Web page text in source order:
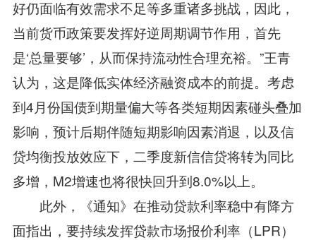
好仍面临有效需求不足等多重诸多挑战，因此，
当前货币政策要发挥好逆周期调节作用，首先
是‘总量要够’，从而保持流动性合理充裕。”王青
认为，这是降低实体经济融资成本的前提。考虑
到4月份国债到期量偏大等各类短期因素碰头叠加
影响，预计后期伴随短期影响因素消退，以及信
贷均衡投放效应下，二季度新信信贷将转为同比
多增，M2增速也将很快回升到8.0%以上。
此外，《通知》在推动贷款利率稳中有降方
面指出，要持续发挥贷款市场报价利率（LPR）